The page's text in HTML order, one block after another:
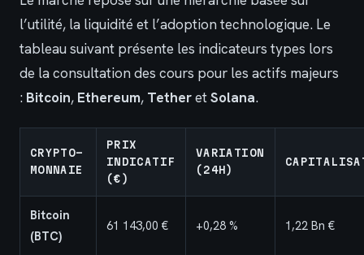
l’utilité, la liquidité et l’adoption technologique. Le
tableau suivant présente les indicateurs types lors
de la consultation des cours pour les actifs majeurs
: Bitcoin, Ethereum, TetheretSolana.
CRYPTO-
MONNAIE
PRIX
INDICATIF
(€)
VARIATION
(24H)
Bitcoin
(BTC)
61 143,00 € +0,28 % 1,22 Bn €